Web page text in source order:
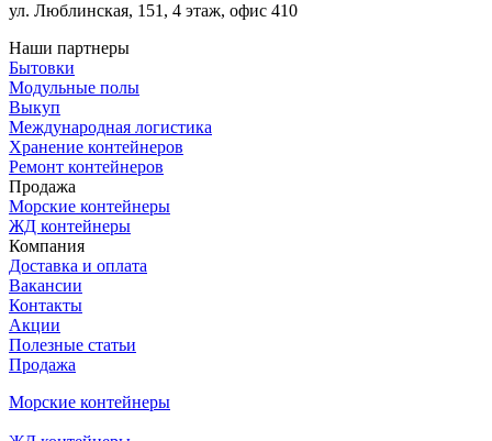
ул. Люблинская, 151, 4 этаж, офис 410
Наши партнеры
Бытовки
Модульные полы
Выкуп
Международная логистика
Хранение контейнеров
Ремонт контейнеров
Продажа
Морские контейнеры
ЖД контейнеры
Компания
Доставка и оплата
Вакансии
Контакты
Акции
Полезные статьи
Продажа
Морские контейнеры